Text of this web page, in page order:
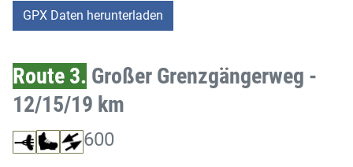
GPX Daten herunterladen
Route 3. Großer Grenzgängerweg -
12/15/19 km
600